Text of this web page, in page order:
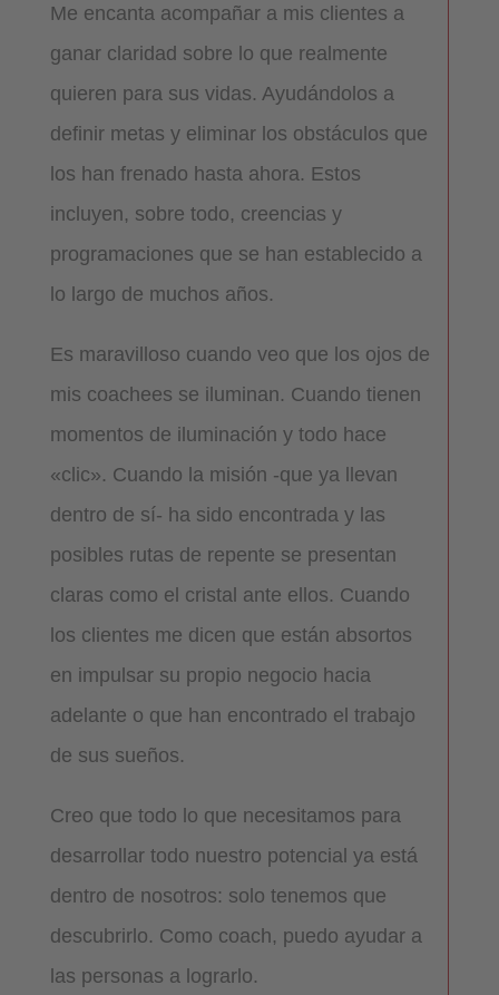
Me encanta acompañar a mis clientes a
ganar claridad sobre lo que realmente
quieren para sus vidas. Ayudándolos a
definir metas y eliminar los obstáculos que
los han frenado hasta ahora. Estos
incluyen, sobre todo, creencias y
programaciones que se han establecido a
lo largo de muchos años.
Es maravilloso cuando veo que los ojos de
mis coachees se iluminan. Cuando tienen
momentos de iluminación y todo hace
«clic». Cuando la misión -que ya llevan
dentro de sí- ha sido encontrada y las
posibles rutas de repente se presentan
claras como el cristal ante ellos. Cuando
los clientes me dicen que están absortos
en impulsar su propio negocio hacia
adelante o que han encontrado el trabajo
de sus sueños.
Creo que todo lo que necesitamos para
desarrollar todo nuestro potencial ya está
dentro de nosotros: solo tenemos que
descubrirlo. Como coach, puedo ayudar a
las personas a lograrlo.